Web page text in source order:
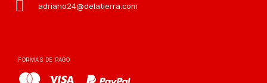
adriano24@delatierra.com
FORMAS DE PAGO